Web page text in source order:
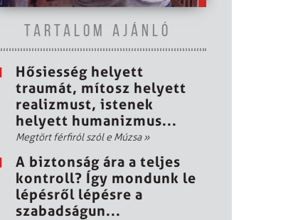
TARTALOM AJÁNLÓ
Hősiesség helyett
traumát, mítosz helyett
realizmust, istenek
helyett humanizmus...
Megtört férfiról szól e Múzsa»
A biztonság ára a teljes
kontroll? Így mondunk le
lépésről lépésre a
szabadságun...